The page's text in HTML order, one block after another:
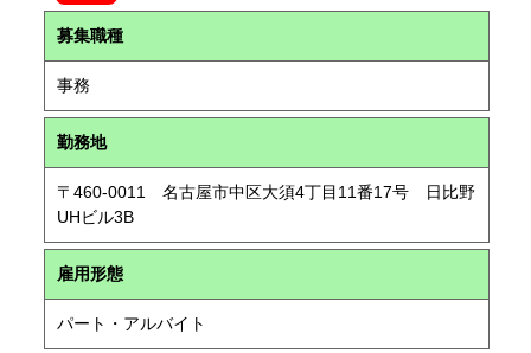
募集職種
事務
勤務地
〒460-0011 名古屋市中区大須4丁目11番17号 日比野
UHビル3B
雇用形態
パート・アルバイト